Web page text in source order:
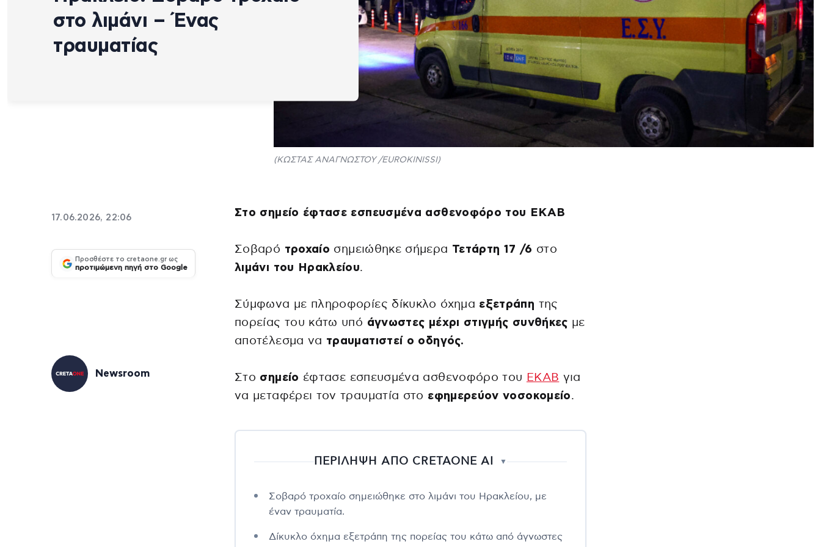
στο λιμάνι – Ένας
τραυματίας
(ΚΩΣΤΑΣ ΑΝΑΓΝΩΣΤΟΥ /EUROKINISSI)
17.06.2026, 22:06
Προσθέστε το cretaone.gr ως
προτιμώμενη πηγή στο Google
Newsroom
Στο σημείο έφτασε εσπευσμένα ασθενοφόρο του ΕΚΑΒ
Σοβαρό τροχαίο σημειώθηκε σήμερα Τετάρτη 17 /6 στο
λιμάνι του Ηρακλείου.
Σύμφωνα με πληροφορίες δίκυκλο όχημα εξετράπη της
πορείας του κάτω υπό άγνωστες μέχρι στιγμής συνθήκες με
αποτέλεσμα να τραυματιστεί ο οδηγός.
Στο σημείο έφτασε εσπευσμένα ασθενοφόρο του ΕΚΑΒ για
να μεταφέρει τον τραυματία στο εφημερεύον νοσοκομείο.
ΠΕΡΙΛΗΨΗ ΑΠΟ CRETAONE AI ▼
Σοβαρό τροχαίο σημειώθηκε στο λιμάνι του Ηρακλείου, με
έναν τραυματία.
Δίκυκλο όχημα εξετράπη της πορείας του κάτω από άγνωστες